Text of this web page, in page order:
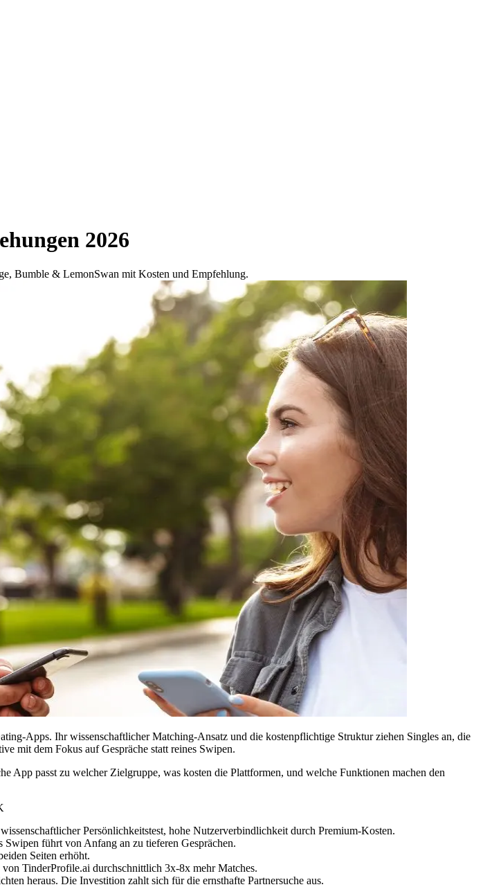
2026
Bumble & LemonSwan mit Kosten und Empfehlung.
Apps. Ihr wissenschaftlicher Matching-Ansatz und die kostenpflichtige Struktur ziehen Singles an, die
mit dem Fokus auf Gespräche statt reines Swipen.
passt zu welcher Zielgruppe, was kosten die Plattformen, und welche Funktionen machen den
Persönlichkeitstest, hohe Nutzerverbindlichkeit durch Premium-Kosten.
führt von Anfang an zu tieferen Gesprächen.
Seiten erhöht.
TinderProfile.ai durchschnittlich 3x-8x mehr Matches.
heraus. Die Investition zahlt sich für die ernsthafte Partnersuche aus.